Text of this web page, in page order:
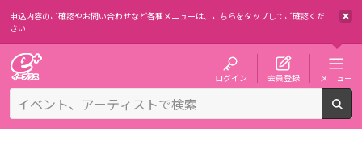
申込内容のご確認やお問い合わせなど各種メニューは、 こちらをタップしてご確認くだ
さい
ログイン 会員登録 メニュー